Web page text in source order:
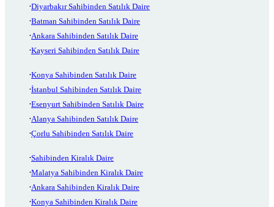
Diyarbakır Sahibinden Satılık Daire
Batman Sahibinden Satılık Daire
Ankara Sahibinden Satılık Daire
Kayseri Sahibinden Satılık Daire
Konya Sahibinden Satılık Daire
İstanbul Sahibinden Satılık Daire
Esenyurt Sahibinden Satılık Daire
Alanya Sahibinden Satılık Daire
Çorlu Sahibinden Satılık Daire
Sahibinden Kiralık Daire
Malatya Sahibinden Kiralık Daire
Ankara Sahibinden Kiralık Daire
Konya Sahibinden Kiralık Daire